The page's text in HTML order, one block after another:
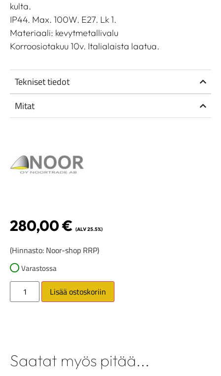
kulta.
IP44. Max. 100W. E27. Lk 1.
Materiaali: kevytmetallivalu
Korroosiotakuu 10v. Italialaista laatua.
Tekniset tiedot
Mitat
280,00€ (ALV 25.5%)
(Hinnasto: Noor-shop RRP)
Varastossa
Lisää ostoskoriin
Saatat myös pitää...